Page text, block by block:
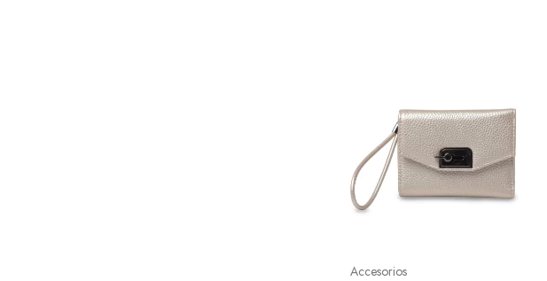
Accesorios